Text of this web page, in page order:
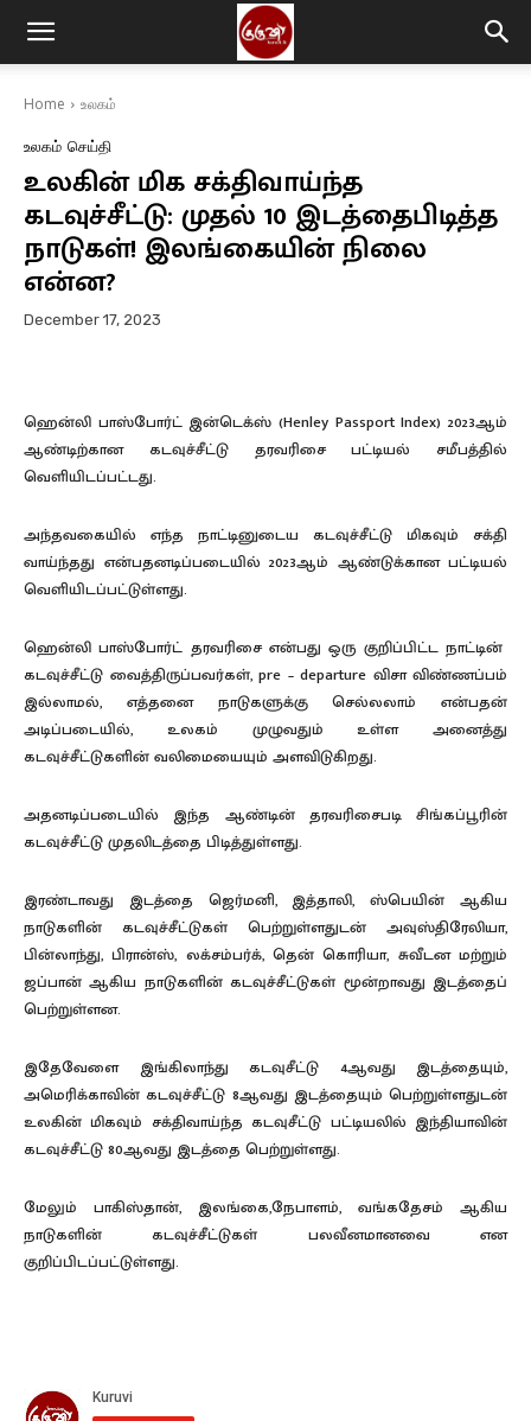
Home உலகம்
உலகம் செய்தி
உலகின் மிக சக்திவாய்ந்த
கடவுச்சீட்டு: முதல் 10 இடத்தைபிடித்த
நாடுகள்! இலங்கையின் நிலை
என்ன?
December 17, 2023
ஹென்லி பாஸ்போர்ட் இன்டெக்ஸ் (Henley Passport Index) 2023ஆம்
ஆண்டிற்கான கடவுச்சீட்டு தரவரிசை பட்டியல் சமீபத்தில்
வெளியிடப்பட்டது.
அந்தவகையில் எந்த நாட்டினுடைய கடவுச்சீட்டு மிகவும் சக்தி
வாய்ந்தது என்பதனடிப்படையில் 2023ஆம் ஆண்டுக்கான பட்டியல்
வெளியிடப்பட்டுள்ளது.
ஹென்லி பாஸ்போர்ட் தரவரிசை என்பது ஒரு குறிப்பிட்ட நாட்டின்
கடவுச்சீட்டு வைத்திருப்பவர்கள், pre – departure விசா விண்ணப்பம்
இல்லாமல், எத்தனை நாடுகளுக்கு செல்லலாம் என்பதன்
அடிப்படையில், உலகம் முழுவதும் உள்ள அனைத்து
கடவுச்சீட்டுகளின் வலிமையையும் அளவிடுகிறது.
அதனடிப்படையில் இந்த ஆண்டின் தரவரிசைபடி சிங்கப்பூரின்
கடவுச்சீட்டு முதலிடத்தை பிடித்துள்ளது.
இரண்டாவது இடத்தை ஜெர்மனி, இத்தாலி, ஸ்பெயின் ஆகிய
நாடுகளின் கடவுச்சீட்டுகள் பெற்றுள்ளதுடன் அவுஸ்திரேலியா,
பின்லாந்து, பிரான்ஸ், லக்சம்பர்க், தென் கொரியா, சுவீடன மற்றும்
ஜப்பான் ஆகிய நாடுகளின் கடவுச்சீட்டுகள் மூன்றாவது இடத்தைப்
பெற்றுள்ளன.
இதேவேளை இங்கிலாந்து கடவுசீட்டு 4ஆவது இடத்தையும்,
அமெரிக்காவின் கடவுச்சீட்டு 8ஆவது இடத்தையும் பெற்றுள்ளதுடன்
உலகின் மிகவும் சக்திவாய்ந்த கடவுசீட்டு பட்டியலில் இந்தியாவின்
கடவுச்சீட்டு 80ஆவது இடத்தை பெற்றுள்ளது.
மேலும் பாகிஸ்தான், இலங்கை,நேபாளம், வங்கதேசம் ஆகிய
நாடுகளின் கடவுச்சீட்டுகள் பலவீனமானவை என
குறிப்பிடப்பட்டுள்ளது.